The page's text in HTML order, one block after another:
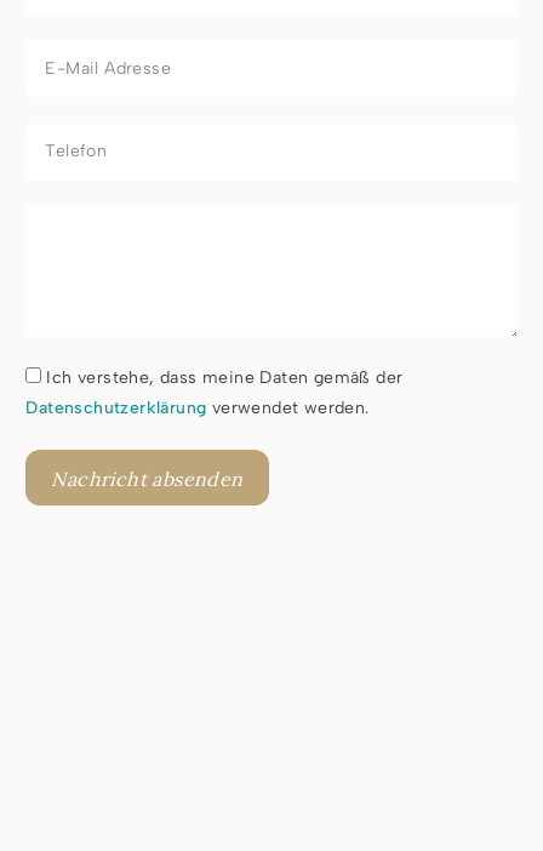
Ich verstehe, dass meine Daten gemäß der
Datenschutzerklärung verwendet werden.
Nachricht absenden